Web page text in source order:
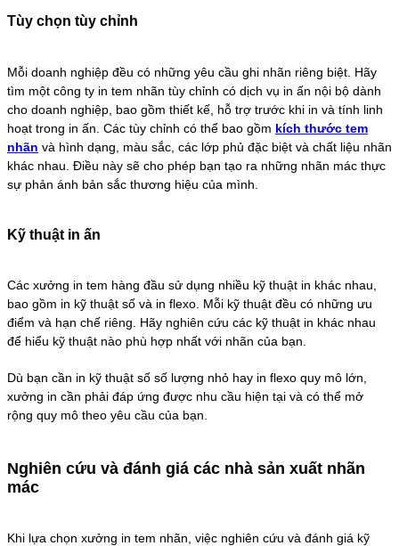
Tùy chọn tùy chỉnh
Mỗi doanh nghiệp đều có những yêu cầu ghi nhãn riêng biệt. Hãy
tìm một công ty in tem nhãn tùy chỉnh có dịch vụ in ấn nội bộ dành
cho doanh nghiệp, bao gồm thiết kế, hỗ trợ trước khi in và tính linh
hoạt trong in ấn. Các tùy chỉnh có thể bao gồm kích thước tem
nhãn và hình dạng, màu sắc, các lớp phủ đặc biệt và chất liệu nhãn
khác nhau. Điều này sẽ cho phép bạn tạo ra những nhãn mác thực
sự phản ánh bản sắc thương hiệu của mình.
Kỹ thuật in ấn
Các xưởng in tem hàng đầu sử dụng nhiều kỹ thuật in khác nhau,
bao gồm in kỹ thuật số và in flexo. Mỗi kỹ thuật đều có những ưu
điểm và hạn chế riêng. Hãy nghiên cứu các kỹ thuật in khác nhau
để hiểu kỹ thuật nào phù hợp nhất với nhãn của bạn.
Dù bạn cần in kỹ thuật số số lượng nhỏ hay in flexo quy mô lớn,
xưởng in cần phải đáp ứng được nhu cầu hiện tại và có thể mở
rộng quy mô theo yêu cầu của bạn.
Nghiên cứu và đánh giá các nhà sản xuất nhãn
mác
Khi lựa chọn xưởng in tem nhãn, việc nghiên cứu và đánh giá kỹ